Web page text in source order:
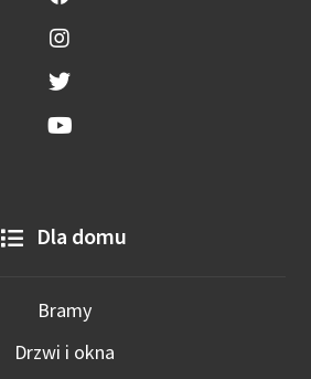
Dla domu
Bramy
Drzwi i okna